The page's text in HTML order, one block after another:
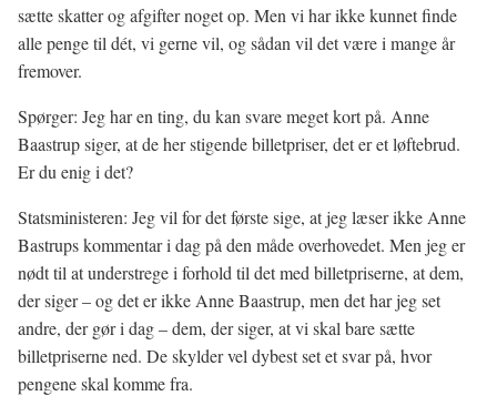
sætte skatter og afgifter noget op. Men vi har ikke kunnet finde
alle penge til dét, vi gerne vil, og sådan vil det være i mange år
fremover.
Spørger: Jeg har en ting, du kan svare meget kort på. Anne
Baastrup siger, at de her stigende billetpriser, det er et løftebrud.
Er du enig i det?
Statsministeren: Jeg vil for det første sige, at jeg læser ikke Anne
Bastrups kommentar i dag på den måde overhovedet. Men jeg er
nødt til at understrege i forhold til det med billetpriserne, at dem,
der siger – og det er ikke Anne Baastrup, men det har jeg set
andre, der gør i dag – dem, der siger, at vi skal bare sætte
billetpriserne ned. De skylder vel dybest set et svar på, hvor
pengene skal komme fra.